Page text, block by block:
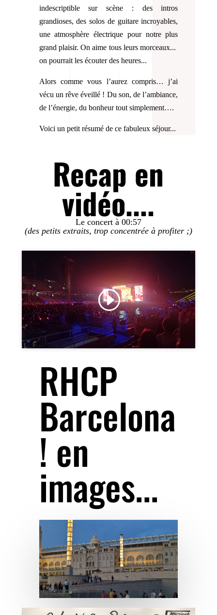
indescriptible sur scène : des intros
grandioses, des solos de guitare incroyables,
une atmosphère électrique pour notre plus
grand plaisir. On aime tous leurs morceaux...
on pourrait les écouter des heures...
Alors comme vous l’aurez compris… j’ai
vécu un rêve éveillé ! Du son, de l’ambiance,
de l’énergie, du bonheur tout simplement….
Voici un petit résumé de ce fabuleux séjour...
Recap en
vidéo....
Le concert à 00:57
(des petits extraits, trop concentrée à profiter ;)
Cliquez pour accepter les cookies marketing et
activer ce contenu
RHCP
Barcelona
! en
images...